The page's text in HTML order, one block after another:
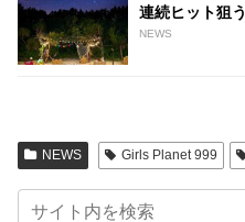
連続ヒット狙う
NEWS
NEWS Girls Planet 999